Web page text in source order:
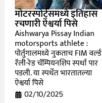
मोटरस्पोर्ट्समध्ये इतिहास
रचणारी ऐश्वर्या पिसे
Aishwarya Pissay Indian
motorsports athlete :
पोर्तुगालमध्ये नुकताच FIM वर्ल्ड
रॅली-रेड चॅम्पियनशिप स्पर्धा पार
पडली. या स्पर्धेत भारतातल्या
ऐश्वर्या पिसे
02/10/2025